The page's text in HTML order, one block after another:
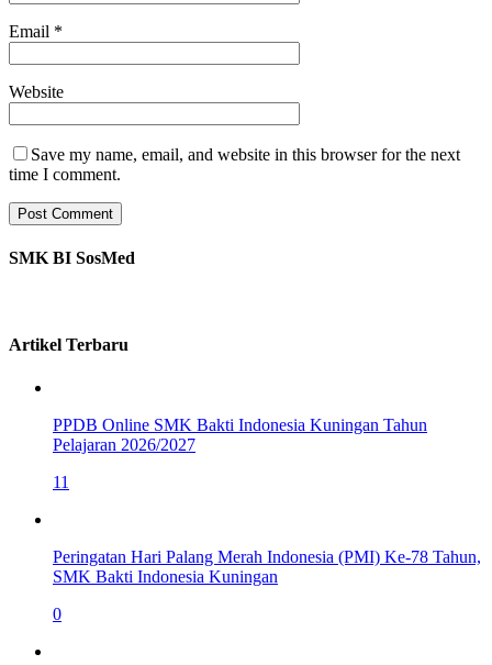
Email *
Website
Save my name, email, and website in this browser for the next
time I comment.
SMK BI SosMed
Artikel Terbaru
PPDB Online SMK Bakti Indonesia Kuningan Tahun
Pelajaran 2026/2027
11
Peringatan Hari Palang Merah Indonesia (PMI) Ke-78 Tahun,
SMK Bakti Indonesia Kuningan
0